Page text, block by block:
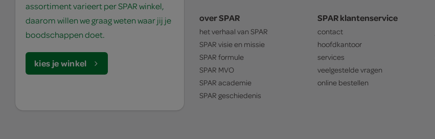
assortiment varieert per SPAR winkel,
daarom willen we graag weten waar jij je
boodschappen doet.
kies je winkel
over SPAR
het verhaal van SPAR
SPAR visie en missie
SPAR formule
SPAR MVO
SPAR academie
SPAR geschiedenis
SPAR klantenservice
contact
hoofdkantoor
services
veelgestelde vragen
online bestellen